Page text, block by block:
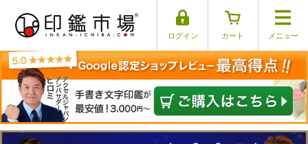
ログイン カート メニュー